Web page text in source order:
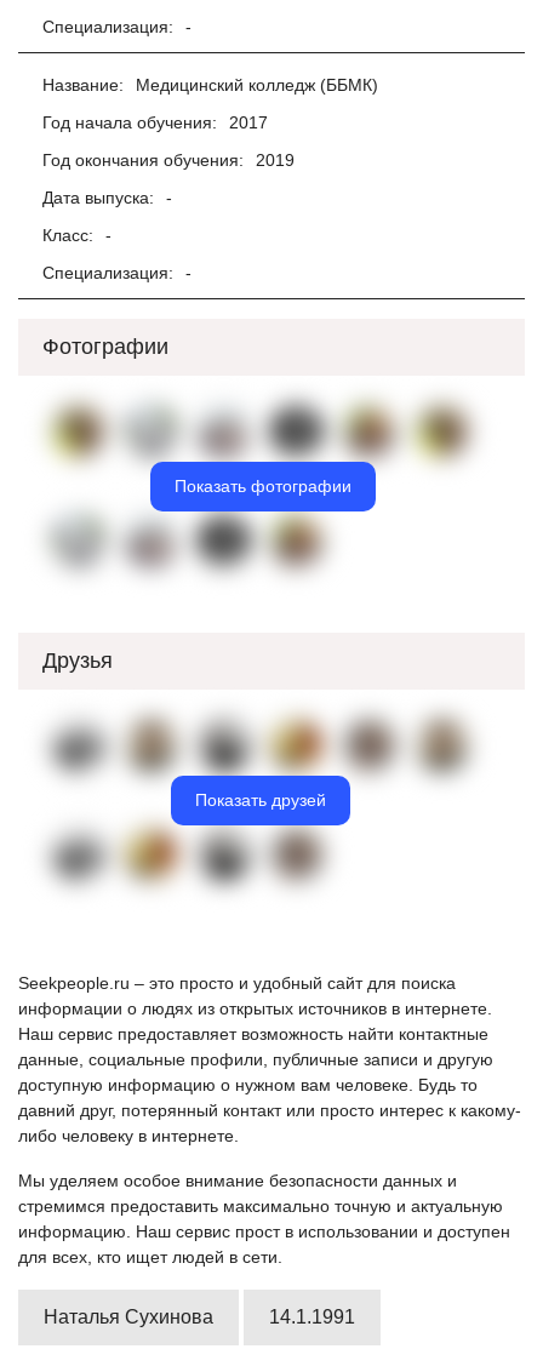
Специализация:
-
Название:
Медицинский колледж (ББМК)
Год начала обучения:
2017
Год окончания обучения:
2019
Дата выпуска:
-
Класс:
-
Специализация:
-
Фотографии
Показать фотографии
Друзья
Показать друзей
Seekpeople.ru – это просто и удобный сайт для поиска
информации о людях из открытых источников в интернете.
Наш сервис предоставляет возможность найти контактные
данные, социальные профили, публичные записи и другую
доступную информацию о нужном вам человеке. Будь то
давний друг, потерянный контакт или просто интерес к какому-
либо человеку в интернете.
Мы уделяем особое внимание безопасности данных и
стремимся предоставить максимально точную и актуальную
информацию. Наш сервис прост в использовании и доступен
для всех, кто ищет людей в сети.
Наталья Сухинова 14.1.1991